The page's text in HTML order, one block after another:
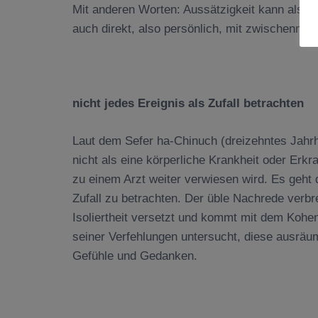
Mit anderen Worten: Aussätzigkeit kann als
auch direkt, also persönlich, mit
nicht jedes Ereignis als Zufall betrachten
Laut dem Sefer ha-Chinuch (dreizehntes
nicht als eine körperliche Krankheit oder
zu einem Arzt weiter verwiesen wird. Es
Zufall zu betrachten. Der üble Nachrede
Isoliertheit versetzt und kommt mit dem
seiner Verfehlungen untersucht, diese
Gefühle und Gedanken.